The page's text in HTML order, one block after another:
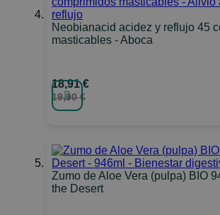
Neobianacid acidez y reflujo 45
masticables - Aboca
18,91 €
19,90 €
Zumo de Aloe Vera (pulpa) BIO
the Desert